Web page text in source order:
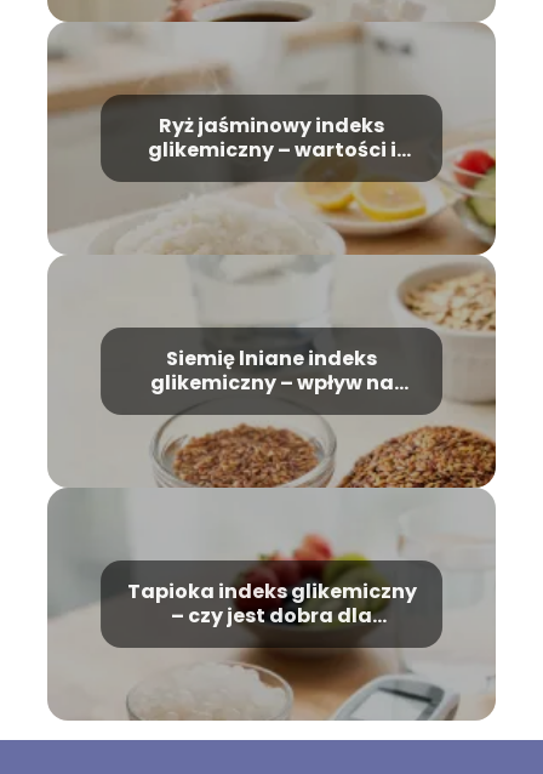
Ryż jaśminowy indeks
glikemiczny – wartości i
Siemię lniane indeks
glikemiczny – wpływ na
Tapioka indeks glikemiczny
– czy jest dobra dla
diabetyków?